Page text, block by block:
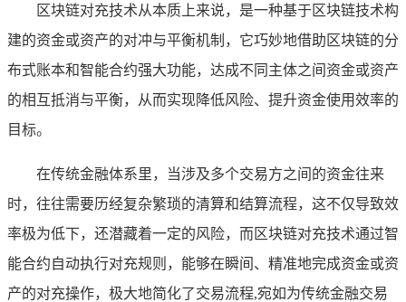
区块链对充技术从本质上来说，是一种基于区块链技术构
建的资金或资产的对冲与平衡机制，它巧妙地借助区块链的分
布式账本和智能合约强大功能，达成不同主体之间资金或资产
的相互抵消与平衡，从而实现降低风险、提升资金使用效率的
目标。
在传统金融体系里，当涉及多个交易方之间的资金往来
时，往往需要历经复杂繁琐的清算和结算流程，这不仅导致效
率极为低下，还潜藏着一定的风险，而区块链对充技术通过智
能合约自动执行对充规则，能够在瞬间、精准地完成资金或资
产的对充操作，极大地简化了交易流程,宛如为传统金融交易